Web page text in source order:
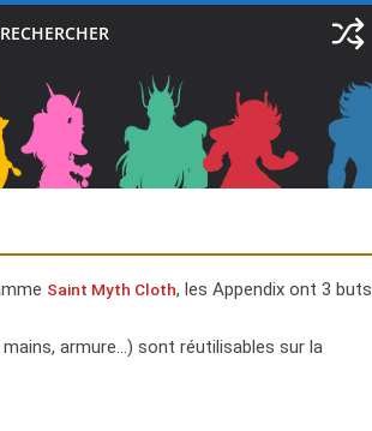
RECHERCHER
Saint Myth Cloth, les Appendix ont 3 buts
armure…) sont réutilisables sur la